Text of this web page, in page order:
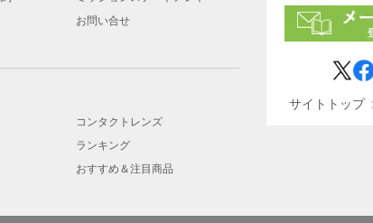
お問い合せ
コンタクトレンズ
ランキング
おすすめ＆注目商品
サイトトップ